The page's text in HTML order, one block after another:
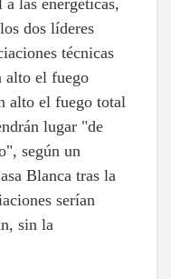
dos líderes
técnicas
alto el fuego
alto el fuego total
lugar "de
según un
Blanca tras la
serían
sin la